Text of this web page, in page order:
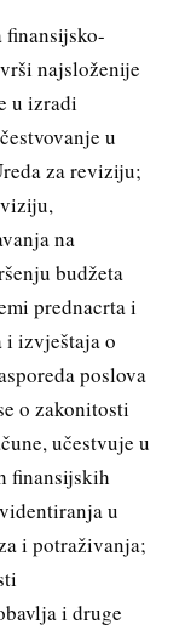
najsloženije
u izradi
u
za reviziju;
na
budžeta
prednacrta i
i izvještaja o
poslova
o zakonitosti
učestvuje u
finansijskih
u
i potraživanja;
i druge